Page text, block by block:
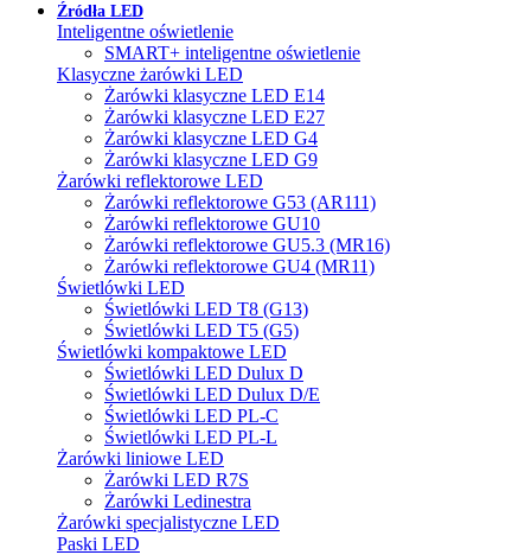
Źródła LED
Inteligentne oświetlenie
SMART+ inteligentne oświetlenie
Klasyczne żarówki LED
Żarówki klasyczne LED E14
Żarówki klasyczne LED E27
Żarówki klasyczne LED G4
Żarówki klasyczne LED G9
Żarówki reflektorowe LED
Żarówki reflektorowe G53 (AR111)
Żarówki reflektorowe GU10
Żarówki reflektorowe GU5.3 (MR16)
Żarówki reflektorowe GU4 (MR11)
Świetlówki LED
Świetlówki LED T8 (G13)
Świetlówki LED T5 (G5)
Świetlówki kompaktowe LED
Świetlówki LED Dulux D
Świetlówki LED Dulux D/E
Świetlówki LED PL-C
Świetlówki LED PL-L
Żarówki liniowe LED
Żarówki LED R7S
Żarówki Ledinestra
Żarówki specjalistyczne LED
Paski LED